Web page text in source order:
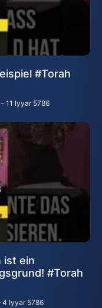
#Torah
11 Iyyar 5786
ist ein
#Torah
4 Iyyar 5786